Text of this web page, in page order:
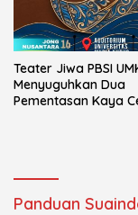
Teater Jiwa PBSI
Menyuguhkan Dua
Pementasan Kaya
Panduan